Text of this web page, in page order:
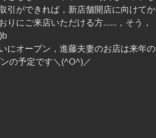
引ができれば，新店舗開店に向けてか
りにご来店いただける方……，そう，
にオープン，進藤夫妻のお店は来年の
の予定です＼(^O^)／